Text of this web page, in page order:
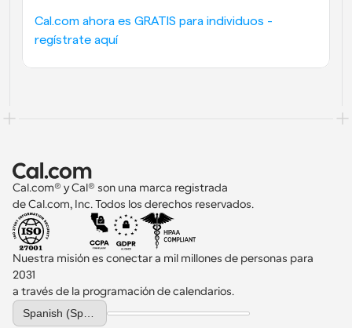
Cal.com ahora es GRATIS para individuos -
regístrate aquí
Cal.com® y Cal® son una marca registrada
de Cal.com, Inc. Todos los derechos reservados.
Nuestra misión es conectar a mil millones de personas para
2031
a través de la programación de calendarios.
Select Language